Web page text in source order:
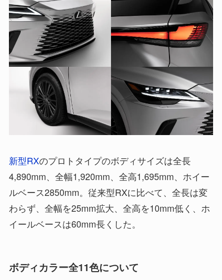
新型RXのプロトタイプのボディサイズは全長
4,890mm、全幅1,920mm、全高1,695mm、ホイー
ルベース2850mm。従来型RXに比べて、全長は変
わらず、全幅を25mm拡大、全高を10mm低く、ホ
イールベースは60mm長くした。
ボディカラー全11色について